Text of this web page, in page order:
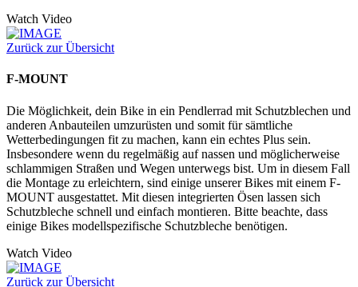
Watch Video
Zurück zur Übersicht
F-MOUNT
Die Möglichkeit, dein Bike in ein Pendlerrad mit Schutzblechen und
anderen Anbauteilen umzurüsten und somit für sämtliche
Wetterbedingungen fit zu machen, kann ein echtes Plus sein.
Insbesondere wenn du regelmäßig auf nassen und möglicherweise
schlammigen Straßen und Wegen unterwegs bist. Um in diesem Fall
die Montage zu erleichtern, sind einige unserer Bikes mit einem F-
MOUNT ausgestattet. Mit diesen integrierten Ösen lassen sich
Schutzbleche schnell und einfach montieren. Bitte beachte, dass
einige Bikes modellspezifische Schutzbleche benötigen.
Watch Video
Zurück zur Übersicht